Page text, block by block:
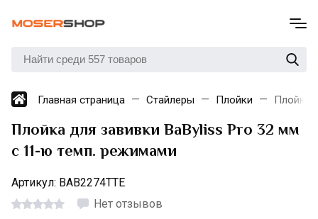
Главная страница Стайлеры Плойки Плойка
Плойка для завивки BaByliss Pro 32 мм
с 11-ю темп. режимами
Артикул: BAB2274TTE
Нет отзывов